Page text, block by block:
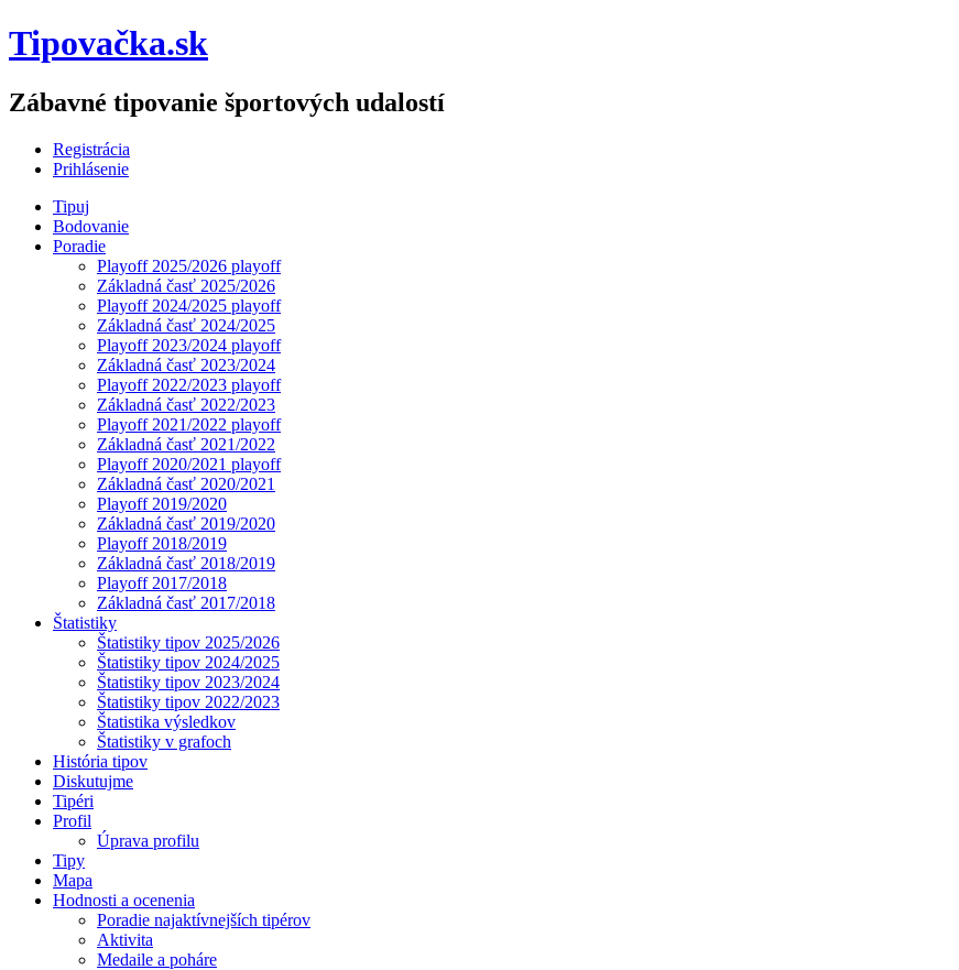
Tipovačka.sk
Zábavné tipovanie športových udalostí
Registrácia
Prihlásenie
Tipuj
Bodovanie
Poradie
Playoff 2025/2026 playoff
Základná časť 2025/2026
Playoff 2024/2025 playoff
Základná časť 2024/2025
Playoff 2023/2024 playoff
Základná časť 2023/2024
Playoff 2022/2023 playoff
Základná časť 2022/2023
Playoff 2021/2022 playoff
Základná časť 2021/2022
Playoff 2020/2021 playoff
Základná časť 2020/2021
Playoff 2019/2020
Základná časť 2019/2020
Playoff 2018/2019
Základná časť 2018/2019
Playoff 2017/2018
Základná časť 2017/2018
Štatistiky
Štatistiky tipov 2025/2026
Štatistiky tipov 2024/2025
Štatistiky tipov 2023/2024
Štatistiky tipov 2022/2023
Štatistika výsledkov
Štatistiky v grafoch
História tipov
Diskutujme
Tipéri
Profil
Úprava profilu
Tipy
Mapa
Hodnosti a ocenenia
Poradie najaktívnejších tipérov
Aktivita
Medaile a poháre